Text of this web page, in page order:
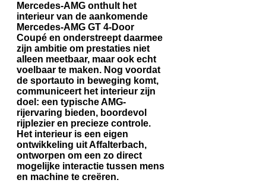
Mercedes-AMG onthult het
interieur van de aankomende
Mercedes-AMG GT 4-Door
Coupé en onderstreept daarmee
zijn ambitie om prestaties niet
alleen meetbaar, maar ook echt
voelbaar te maken. Nog voordat
de sportauto in beweging komt,
communiceert het interieur zijn
doel: een typische AMG-
rijervaring bieden, boordevol
rijplezier en precieze controle.
Het interieur is een eigen
ontwikkeling uit Affalterbach,
ontworpen om een zo direct
mogelijke interactie tussen mens
en machine te creëren.